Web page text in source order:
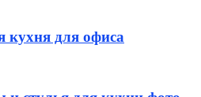
кухня для офиса